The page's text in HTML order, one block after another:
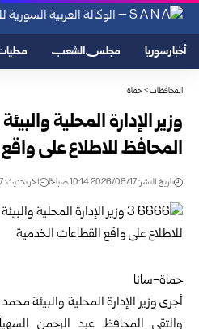
أخبار سوريا مجلس الشعب
المحافظات>حماة
وزير الإدارة المحلية
المحافظ للاطلاع على
تاريخ النشر: 2026/06/17 10:14 صباحًا اخر تحديث: 2026/06/17 10:54 صباحًا
حماة-سانا
أجرى وزير الإدارة المحلية والبيئة
والتقى المحافظ عبد الرحمن